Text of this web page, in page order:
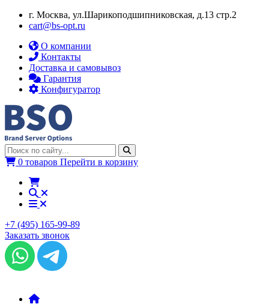
г. Москва, ул.​​Шарикоподшипниковская, д.13 стр.2
cart@bs-opt.ru
О компании
Контакты
Доставка и самовывоз
Гарантия
Конфигуратор
0 товаров Перейти в корзину
+7 (495) 165-99-89
Заказать звонок